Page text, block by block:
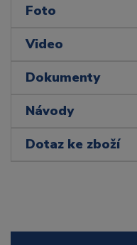
Foto
Video
Dokumenty
Návody
Dotaz ke zboží